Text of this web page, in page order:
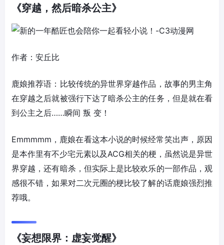
《穿越，然后暗杀公主》
作者：安丘比
鹿娘推荐语：比较传统的异世界穿越作品，故事的男主角
在穿越之后就被强行下达了暗杀公主的任务，但是就在看
到公主之后……瞬间 叛 变！
Emmmmm，鹿娘在看这本小说的时候经常笑出声，原因
是本作里有不少宅元素以及ACG相关的梗，虽然说是异世
界穿越，还有暗杀，但实际上是比较欢乐的一部作品，观
感很不错，如果对二次元圈的梗比较了解的话鹿娘强烈推
荐哦。
《妄想限界：虚妄觉醒》